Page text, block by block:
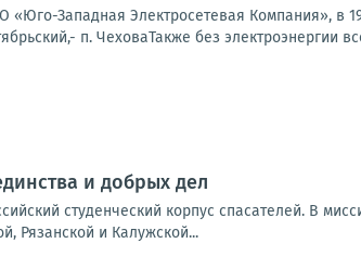
Западная Электросетевая Компания», в
п. ЧеховаТакже без электроэнергии
и добрых дел
студенческий корпус спасателей. В
Рязанской и Калужской...